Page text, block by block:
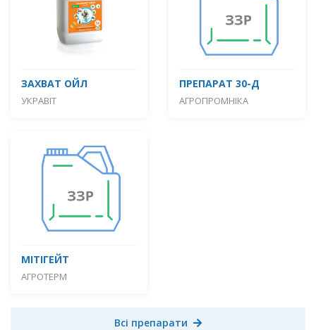
ЗАХВАТ ОЙЛ
УКРАВІТ
ПРЕПАРАТ 30-Д
АГРОПРОМНІКА
МІТІГЕЙТ
АГРОТЕРМ
Всі препарати